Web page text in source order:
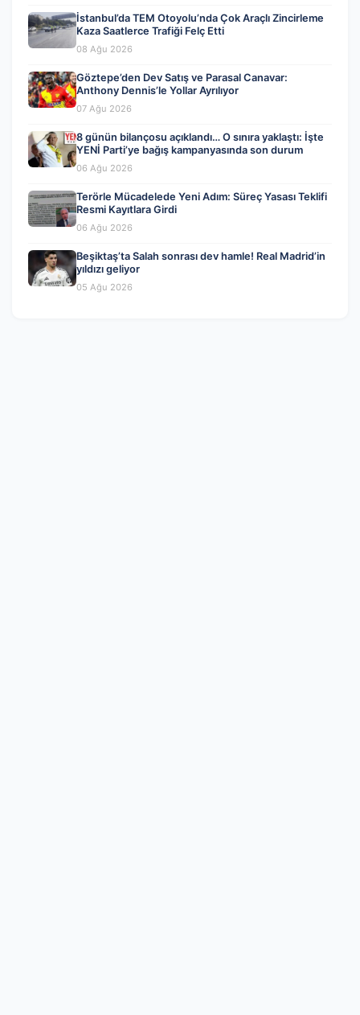
İstanbul’da TEM Otoyolu’nda Çok Araçlı Zincirleme
Kaza Saatlerce Trafiği Felç Etti
08 Ağu 2026
Göztepe’den Dev Satış ve Parasal Canavar:
Anthony Dennis’le Yollar Ayrılıyor
07 Ağu 2026
8 günün bilançosu açıklandı… O sınıra yaklaştı: İşte
YENİ Parti’ye bağış kampanyasında son durum
06 Ağu 2026
Terörle Mücadelede Yeni Adım: Süreç Yasası Teklifi
Resmi Kayıtlara Girdi
06 Ağu 2026
Beşiktaş’ta Salah sonrası dev hamle! Real Madrid’in
yıldızı geliyor
05 Ağu 2026